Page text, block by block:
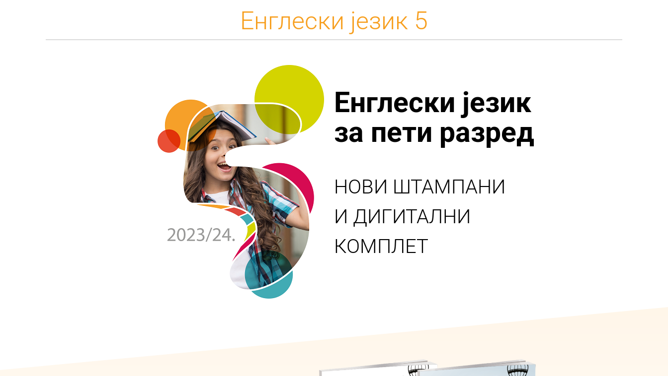
Енглески језик 5
Енглески језик
за пети разред
НОВИ ШТАМПАНИ
И ДИГИТАЛНИ
КОМПЛЕТ